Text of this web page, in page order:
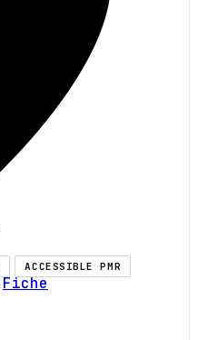
ACCESSIBLE PMR
Fiche